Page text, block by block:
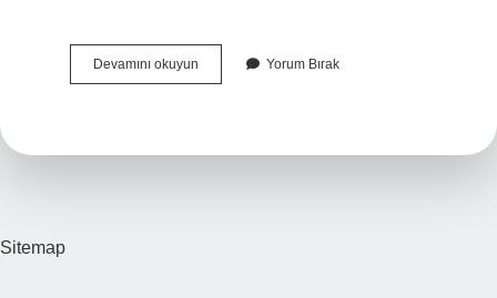
Devamını okuyun Atatürkün
Iç
Yorum Bırak
Sitemap